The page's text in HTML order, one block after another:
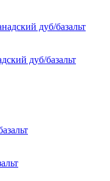
дуб/базальт